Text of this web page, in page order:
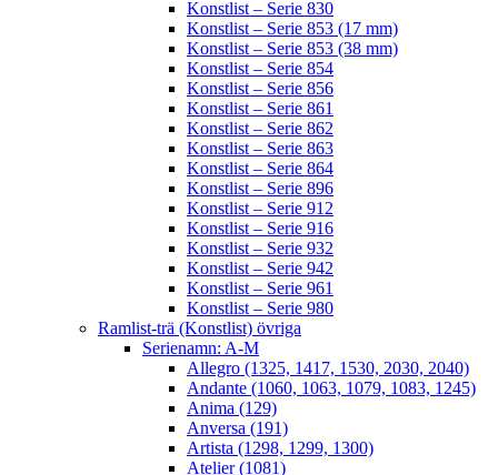
Konstlist – Serie 830
Konstlist – Serie 853 (17 mm)
Konstlist – Serie 853 (38 mm)
Konstlist – Serie 854
Konstlist – Serie 856
Konstlist – Serie 861
Konstlist – Serie 862
Konstlist – Serie 863
Konstlist – Serie 864
Konstlist – Serie 896
Konstlist – Serie 912
Konstlist – Serie 916
Konstlist – Serie 932
Konstlist – Serie 942
Konstlist – Serie 961
Konstlist – Serie 980
Ramlist-trä (Konstlist) övriga
Serienamn: A-M
Allegro (1325, 1417, 1530, 2030, 2040)
Andante (1060, 1063, 1079, 1083, 1245)
Anima (129)
Anversa (191)
Artista (1298, 1299, 1300)
Atelier (1081)